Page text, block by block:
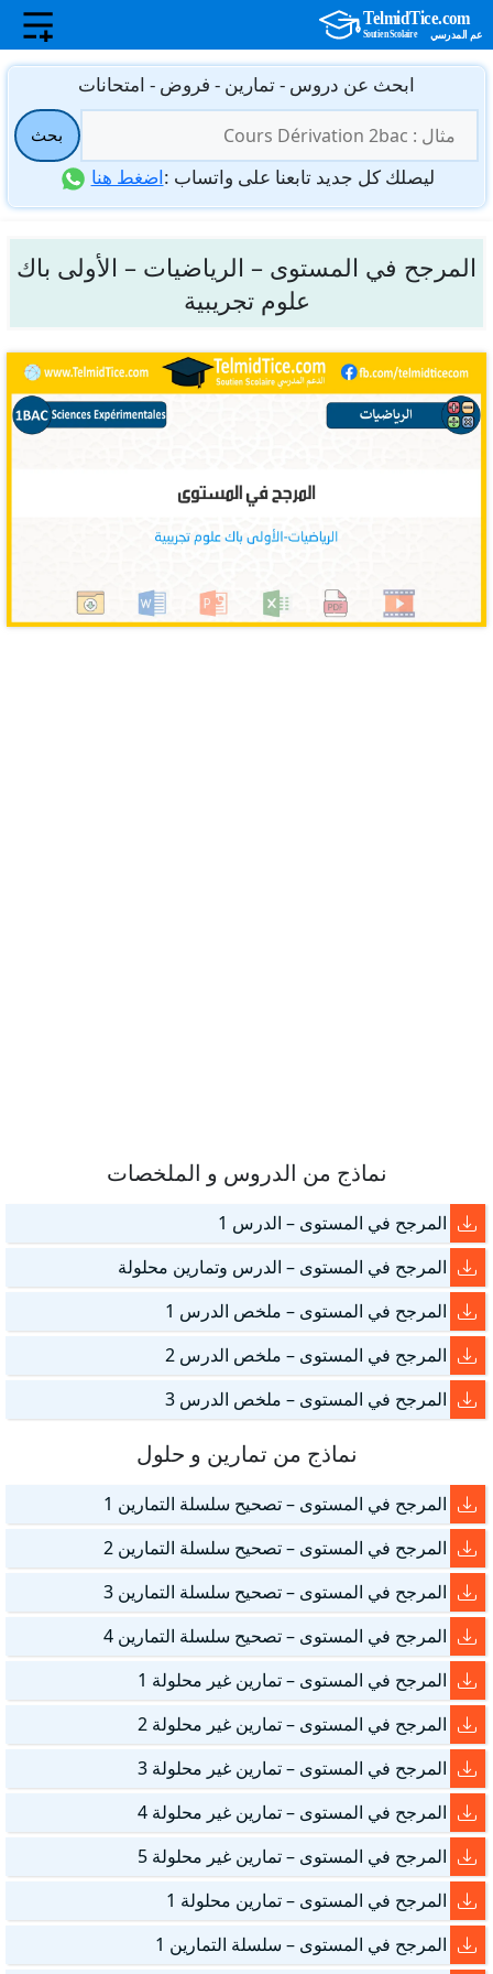
انتقل
المحتوى
ابحث عن دروس - تمارين - فروض - امتحانات
عن:
بحث
ليصلك كل جديد تابعنا على واتساب :اضغط هنا
المرجح في المستوى – الرياضيات – الأولى باك
علوم تجريبية
نماذج من الدروس و الملخصات
المرجح في المستوى – الدرس 1
المرجح في المستوى – الدرس وتمارين محلولة
المرجح في المستوى – ملخص الدرس 1
المرجح في المستوى – ملخص الدرس 2
المرجح في المستوى – ملخص الدرس 3
نماذج من تمارين و حلول
المرجح في المستوى – تصحيح سلسلة التمارين 1
المرجح في المستوى – تصحيح سلسلة التمارين 2
المرجح في المستوى – تصحيح سلسلة التمارين 3
المرجح في المستوى – تصحيح سلسلة التمارين 4
المرجح في المستوى – تمارين غير محلولة 1
المرجح في المستوى – تمارين غير محلولة 2
المرجح في المستوى – تمارين غير محلولة 3
المرجح في المستوى – تمارين غير محلولة 4
المرجح في المستوى – تمارين غير محلولة 5
المرجح في المستوى – تمارين محلولة 1
المرجح في المستوى – سلسلة التمارين 1